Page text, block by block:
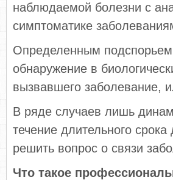
наблюдаемой болезни с
симптоматике
Определенным
обнаружение в
вызвавшего заболевание,
В ряде случаев лишь
течение длительного
решить вопрос о связи
Что такое